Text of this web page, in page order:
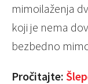
mimoilaženja
koji je nema
bezbedno
Pročitajte: